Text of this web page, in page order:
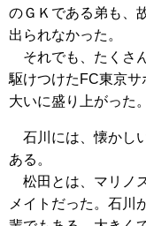
のＧＫである弟も、
出られなかった。
それでも、たくさ
駆けつけたFC東京
大いに盛り上がった。
石川には、懐かし
ある。
松田とは、マリノ
メイトだった。石川